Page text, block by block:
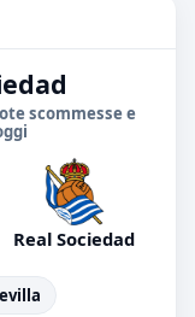
scommesse e
Real Sociedad